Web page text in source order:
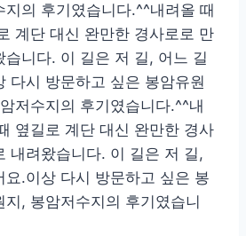
의 후기였습니다.^^내려올 때
계단 대신 완만한 경사로로 만
습니다. 이 길은 저 길, 어느 길
다시 방문하고 싶은 봉암유원
저수지의 후기였습니다.^^내
옆길로 계단 대신 완만한 경사
내려왔습니다. 이 길은 저 길,
요.이상 다시 방문하고 싶은 봉
, 봉암저수지의 후기였습니